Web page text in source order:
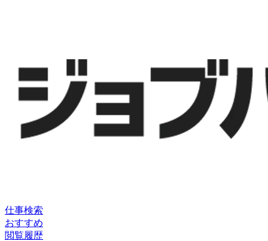
仕事検索
おすすめ
閲覧履歴